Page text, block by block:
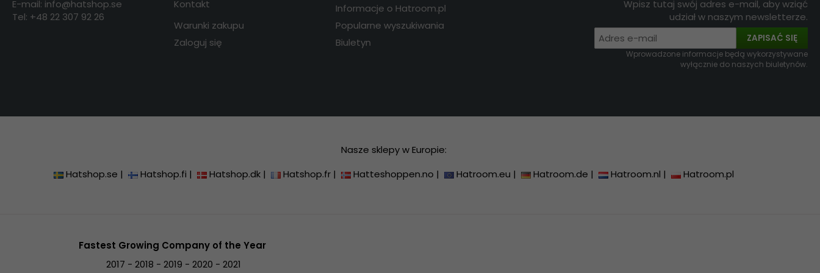
E-mail: info@hatshop.se
Tel: +48 22 307 92 26
Kontakt
Warunki zakupu
Zaloguj się
Informacje o Hatroom.pl
Popularne wyszukiwania
Biuletyn
Wpisz tutaj swój adres e-mail, aby wziąć
udział w naszym newsletterze.
ZAPISAĆ SIĘ
Wprowadzone informacje będą wykorzystywane
wyłącznie do naszych biuletynów.
Nasze sklepy w Europie:
Hatshop.se | Hatshop.fi | Hatshop.dk | Hatshop.fr | Hatteshoppen.no | Hatroom.eu | Hatroom.de | Hatroom.nl | Hatroom.pl
Fastest Growing Company of the Year
2017 - 2018 - 2019 - 2020 - 2021